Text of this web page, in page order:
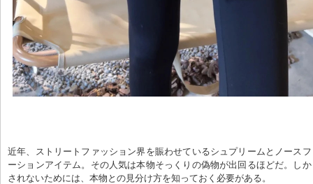
近年、ストリートファッション界を賑わせているシュプリームとノース
ーションアイテム。その人気は本物そっくりの偽物が出回るほどだ。し
されないためには、本物との見分け方を知っておく必要がある。